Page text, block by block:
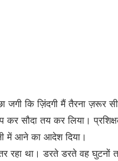
कि ज़िंदगी मैं तैरना ज़रूर
कर सौदा तय कर लिया।
में आने का आदेश दिया।
रहा था। डरते डरते वह